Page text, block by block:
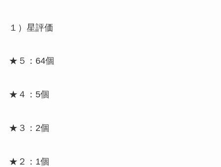
１）星評価
★５：64個
★４：5個
★３：2個
★２：1個